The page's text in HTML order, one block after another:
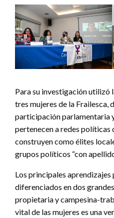
Para su investigación utilizó
tres mujeres de la Frailesca,
participación parlamentaria
pertenecen a redes políticas
construyen como élites
grupos políticos “con
Los principales
diferenciados en dos
propietaria y campesina-
vital de las mujeres es una